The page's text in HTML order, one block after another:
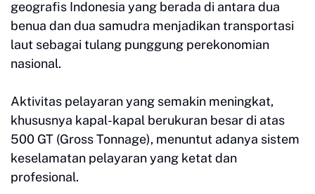
geografis Indonesia yang berada di antara dua
benua dan dua samudra menjadikan transportasi
laut sebagai tulang punggung perekonomian
nasional.
Aktivitas pelayaran yang semakin meningkat,
khususnya kapal-kapal berukuran besar di atas
500 GT (Gross Tonnage), menuntut adanya sistem
keselamatan pelayaran yang ketat dan
profesional.